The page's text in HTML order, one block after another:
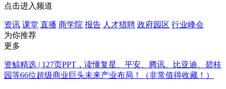
点击进入频道
资讯 课堂 直播 商学院 报告 人才猎聘 政府园区 行业峰会
为你推荐
更多
资鲸精选 | 127页PPT，读懂复星、平安、腾讯、比亚迪、碧桂
园等66位超级商业巨头未来产业布局！（非常值得收藏！）